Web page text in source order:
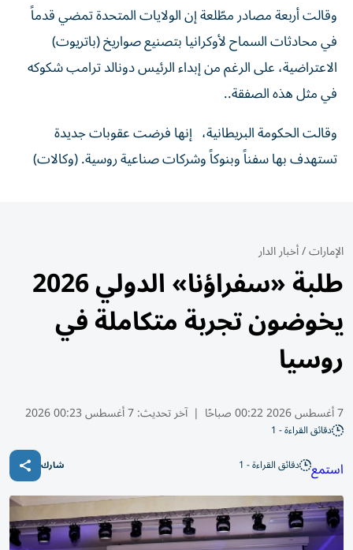
وقالت أربعة مصادر مطّلعة إن الولايات المتحدة تمضي قدماً
في محادثات السماح لأوكرانيا بتصنيع صواريخ (باتريوت)
الاعتراضية، على الرغم من إبداء الرئيس دونالد ترامب ‌شكوكه
في مثل هذه ‌الصفقة..
وقالت الحكومة البريطانية، إنها فرضت ‌عقوبات جديدة
تستهدف بها سفناً وبنوكاً ​وشركات صناعية روسية. (وكالات)
الإمارات/أخبار الدار
طلبة «سفراؤنا» الدولي 2026
يخوضون تجربة متكاملة في
روسيا
7 أغسطس 2026 00:22 صباحًا | آخر تحديث:7 أغسطس 00:23 2026
دقائق القراءة - 1
استمع دقائق القراءة - 1 شارك